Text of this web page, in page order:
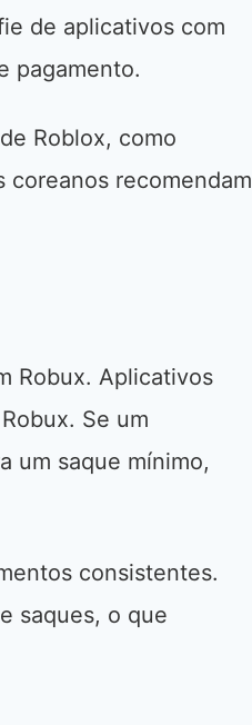
de aplicativos com
pagamento.
Roblox, como
coreanos recomendam
Robux. Aplicativos
Se um
um saque mínimo,
consistentes.
saques, o que